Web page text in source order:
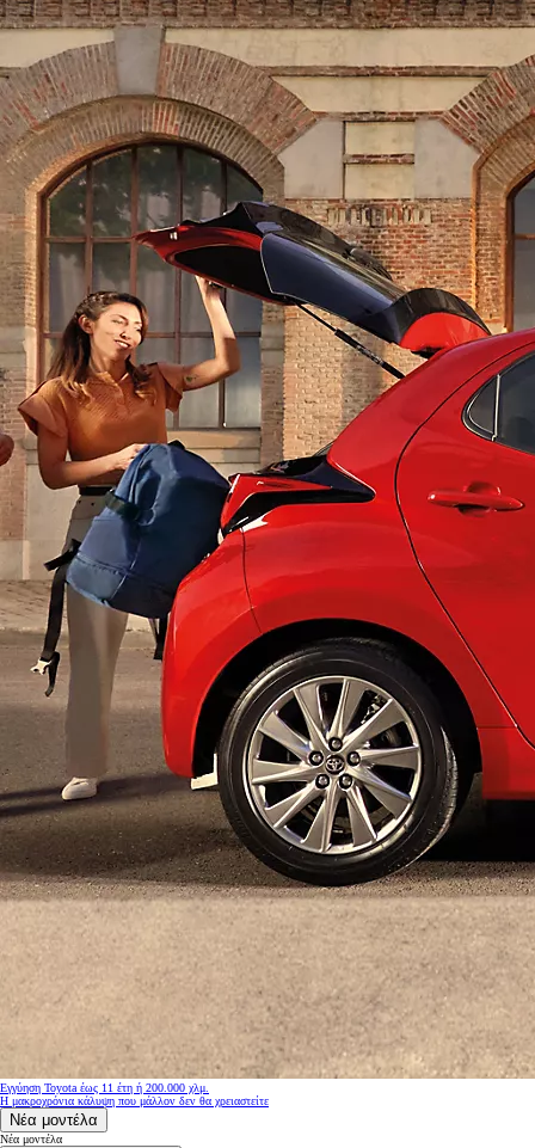
Εγγύηση Toyota έως 11 έτη ή 200.000 χλμ.
Η μακροχρόνια κάλυψη που μάλλον δεν θα χρειαστείτε
Νέα μοντέλα
Νέα μοντέλα